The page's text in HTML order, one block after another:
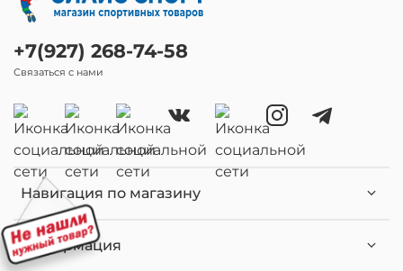
Навигация по магазину
Информация
+7(927) 268-74-58
Связаться с нами